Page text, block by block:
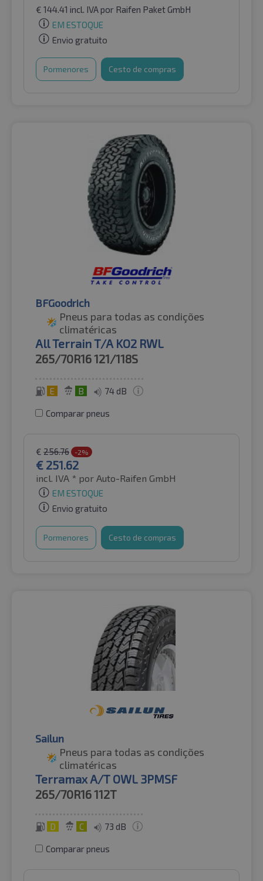
€ 144.41 incl. IVApor Raifen Paket GmbH
EM ESTOQUE
Envio gratuito
Pormenores Cesto de compras
BFGoodrich
Pneus para todas as condições
climatéricas
All Terrain T/A KO2 RWL
265/70R16121/118S
E B 74 dB
Comparar pneus
€ 256.76 -2%
€ 251.62
incl. IVA * por Auto-Raifen GmbH
EM ESTOQUE
Envio gratuito
Pormenores Cesto de compras
Sailun
Pneus para todas as condições
climatéricas
Terramax A/T OWL 3PMSF
265/70R16112T
D C 73 dB
Comparar pneus